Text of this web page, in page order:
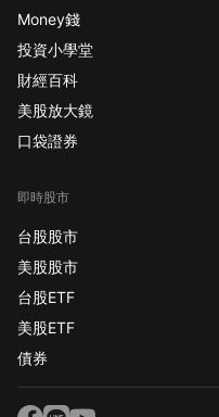
Money錢
投資小學堂
財經百科
美股放大鏡
口袋證券
即時股市
台股股市
美股股市
台股ETF
美股ETF
債券